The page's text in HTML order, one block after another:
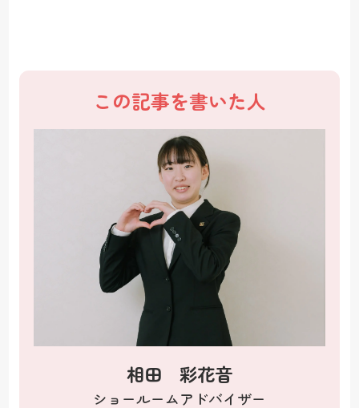
この記事を書いた人
相田 彩花音
ショールームアドバイザー